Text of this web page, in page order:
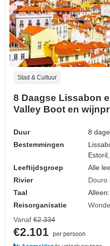
Stad & Cultuur
8 Daagse Lissabon
Valley Boot en
Duur
8
Bestemmingen
Estoril,
Leeftijdsgroep
Alle
Rivier
Douro
Taal
Reisorganisatie
Vanaf €2.334
€2.101 per persoon